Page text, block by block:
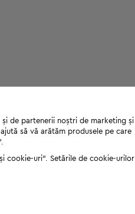
de partenerii noștri de marketing și
să vă arătăm produsele pe care
cookie-uri". Setările de cookie-urilor